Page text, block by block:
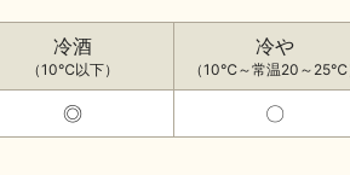
冷酒
（10℃以下）
冷や
（10℃～常温20～25℃
◎ 〇